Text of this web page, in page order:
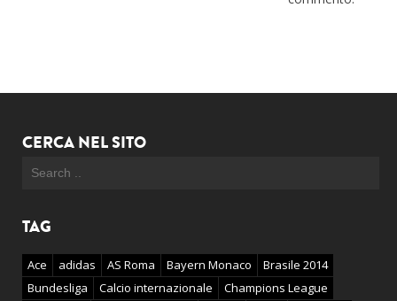
CERCA NEL SITO
TAG
Ace adidas AS Roma Bayern Monaco
Brasile 2014
Bundesliga
Calcio internazionale
Champions League